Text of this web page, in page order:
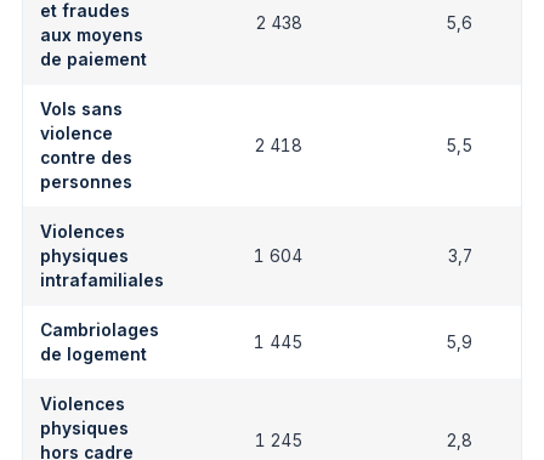
et fraudes
aux moyens
de paiement
2 438 5,6
Vols sans
violence
contre des
personnes
2 418 5,5
Violences
physiques
intrafamiliales
1 604 3,7
Cambriolages
de logement
1 445 5,9
Violences
physiques
hors cadre
1 245 2,8